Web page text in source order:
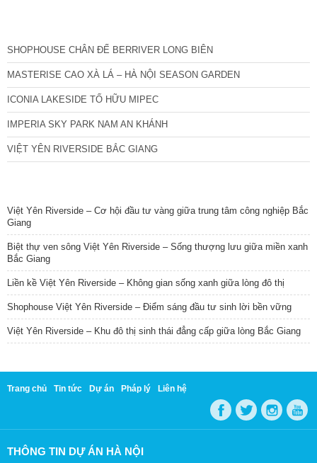
SHOPHOUSE CHÂN ĐẾ BERRIVER LONG BIÊN
MASTERISE CAO XÀ LÁ – HÀ NỘI SEASON GARDEN
ICONIA LAKESIDE TỐ HỮU MIPEC
IMPERIA SKY PARK NAM AN KHÁNH
VIỆT YÊN RIVERSIDE BẮC GIANG
Việt Yên Riverside – Cơ hội đầu tư vàng giữa trung tâm công nghiệp Bắc
Giang
Biệt thự ven sông Việt Yên Riverside – Sống thượng lưu giữa miền xanh
Bắc Giang
Liền kề Việt Yên Riverside – Không gian sống xanh giữa lòng đô thị
Shophouse Việt Yên Riverside – Điểm sáng đầu tư sinh lời bền vững
Việt Yên Riverside – Khu đô thị sinh thái đẳng cấp giữa lòng Bắc Giang
Trang chủ Tin tức Dự án Pháp lý Liên hệ
THÔNG TIN DỰ ÁN HÀ NỘI